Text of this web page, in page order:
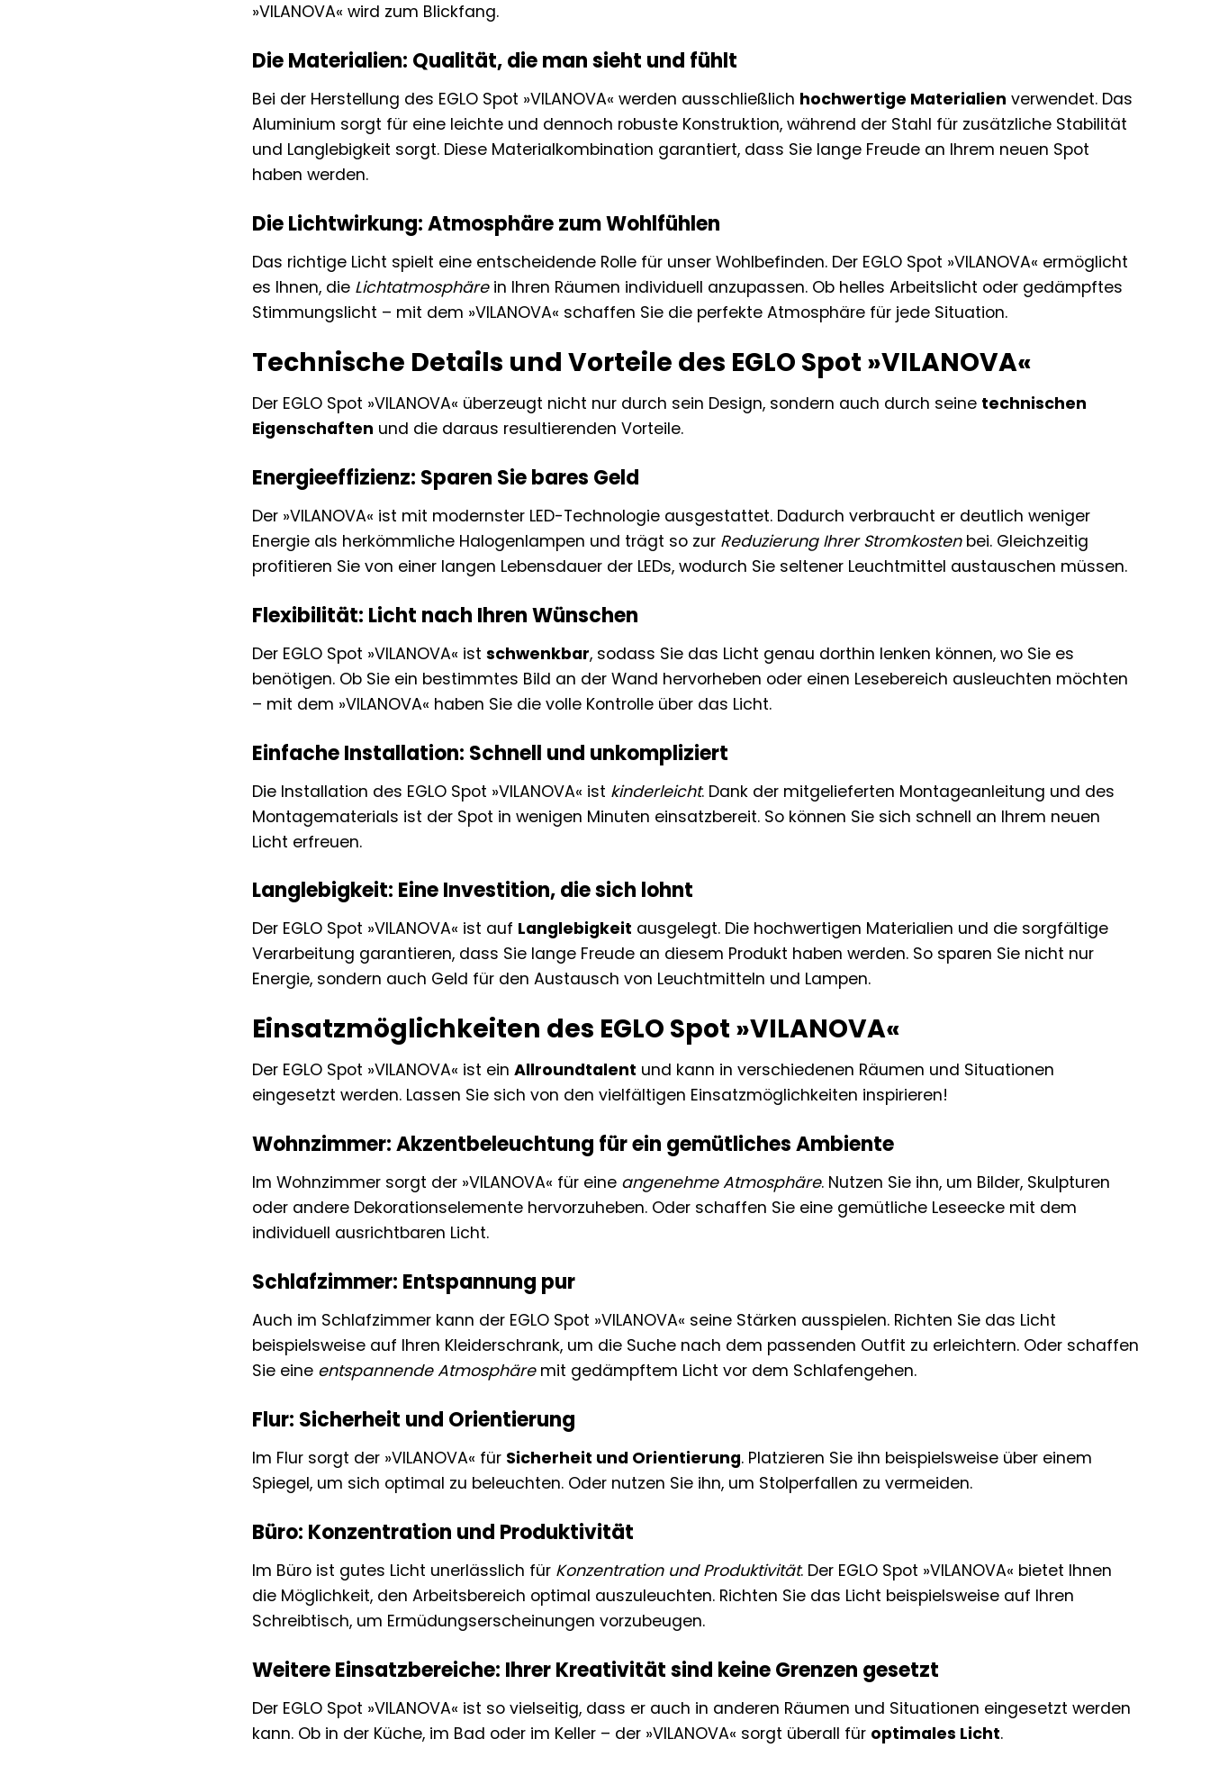
»VILANOVA« wird zum Blickfang.
Die Materialien: Qualität, die man sieht und fühlt
Bei der Herstellung des EGLO Spot »VILANOVA« werden ausschließlich hochwertige Materialien verwendet. Das
Aluminium sorgt für eine leichte und dennoch robuste Konstruktion, während der Stahl für zusätzliche Stabilität
und Langlebigkeit sorgt. Diese Materialkombination garantiert, dass Sie lange Freude an Ihrem neuen Spot
haben werden.
Die Lichtwirkung: Atmosphäre zum Wohlfühlen
Das richtige Licht spielt eine entscheidende Rolle für unser Wohlbefinden. Der EGLO Spot »VILANOVA« ermöglicht
es Ihnen, die Lichtatmosphärein Ihren Räumen individuell anzupassen. Ob helles Arbeitslicht oder gedämpftes
Stimmungslicht – mit dem »VILANOVA« schaffen Sie die perfekte Atmosphäre für jede Situation.
Technische Details und Vorteile des EGLO Spot »VILANOVA«
Der EGLO Spot »VILANOVA« überzeugt nicht nur durch sein Design, sondern auch durch seine technischen
Eigenschaften und die daraus resultierenden Vorteile.
Energieeffizienz: Sparen Sie bares Geld
Der »VILANOVA« ist mit modernster LED-Technologie ausgestattet. Dadurch verbraucht er deutlich weniger
Energie als herkömmliche Halogenlampen und trägt so zur Reduzierung Ihrer Stromkostenbei. Gleichzeitig
profitieren Sie von einer langen Lebensdauer der LEDs, wodurch Sie seltener Leuchtmittel austauschen müssen.
Flexibilität: Licht nach Ihren Wünschen
Der EGLO Spot »VILANOVA« istschwenkbar, sodass Sie das Licht genau dorthin lenken können, wo Sie es
benötigen. Ob Sie ein bestimmtes Bild an der Wand hervorheben oder einen Lesebereich ausleuchten möchten
– mit dem »VILANOVA« haben Sie die volle Kontrolle über das Licht.
Einfache Installation: Schnell und unkompliziert
Die Installation des EGLO Spot »VILANOVA« ist kinderleicht. Dank der mitgelieferten Montageanleitung und des
Montagematerials ist der Spot in wenigen Minuten einsatzbereit. So können Sie sich schnell an Ihrem neuen
Licht erfreuen.
Langlebigkeit: Eine Investition, die sich lohnt
Der EGLO Spot »VILANOVA« ist auf Langlebigkeit ausgelegt. Die hochwertigen Materialien und die sorgfältige
Verarbeitung garantieren, dass Sie lange Freude an diesem Produkt haben werden. So sparen Sie nicht nur
Energie, sondern auch Geld für den Austausch von Leuchtmitteln und Lampen.
Einsatzmöglichkeiten des EGLO Spot »VILANOVA«
Der EGLO Spot »VILANOVA« ist einAllroundtalent und kann in verschiedenen Räumen und Situationen
eingesetzt werden. Lassen Sie sich von den vielfältigen Einsatzmöglichkeiten inspirieren!
Wohnzimmer: Akzentbeleuchtung für ein gemütliches Ambiente
Im Wohnzimmer sorgt der »VILANOVA« für eine angenehme Atmosphäre. Nutzen Sie ihn, um Bilder, Skulpturen
oder andere Dekorationselemente hervorzuheben. Oder schaffen Sie eine gemütliche Leseecke mit dem
individuell ausrichtbaren Licht.
Schlafzimmer: Entspannung pur
Auch im Schlafzimmer kann der EGLO Spot »VILANOVA« seine Stärken ausspielen. Richten Sie das Licht
beispielsweise auf Ihren Kleiderschrank, um die Suche nach dem passenden Outfit zu erleichtern. Oder schaffen
Sie eine entspannende Atmosphäremit gedämpftem Licht vor dem Schlafengehen.
Flur: Sicherheit und Orientierung
Im Flur sorgt der »VILANOVA« für Sicherheit und Orientierung. Platzieren Sie ihn beispielsweise über einem
Spiegel, um sich optimal zu beleuchten. Oder nutzen Sie ihn, um Stolperfallen zu vermeiden.
Büro: Konzentration und Produktivität
Im Büro ist gutes Licht unerlässlich für Konzentration und Produktivität. Der EGLO Spot »VILANOVA« bietet Ihnen
die Möglichkeit, den Arbeitsbereich optimal auszuleuchten. Richten Sie das Licht beispielsweise auf Ihren
Schreibtisch, um Ermüdungserscheinungen vorzubeugen.
Weitere Einsatzbereiche: Ihrer Kreativität sind keine Grenzen gesetzt
Der EGLO Spot »VILANOVA« ist so vielseitig, dass er auch in anderen Räumen und Situationen eingesetzt werden
kann. Ob in der Küche, im Bad oder im Keller – der »VILANOVA« sorgt überall für optimales Licht.